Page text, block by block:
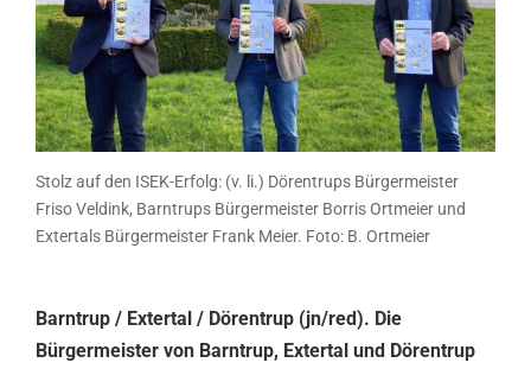
Stolz auf den ISEK-Erfolg: (v. li.) Dörentrups Bürgermeister
Friso Veldink, Barntrups Bürgermeister Borris Ortmeier und
Extertals Bürgermeister Frank Meier. Foto: B. Ortmeier
Barntrup / Extertal / Dörentrup (jn/red). Die
Bürgermeister von Barntrup, Extertal und Dörentrup